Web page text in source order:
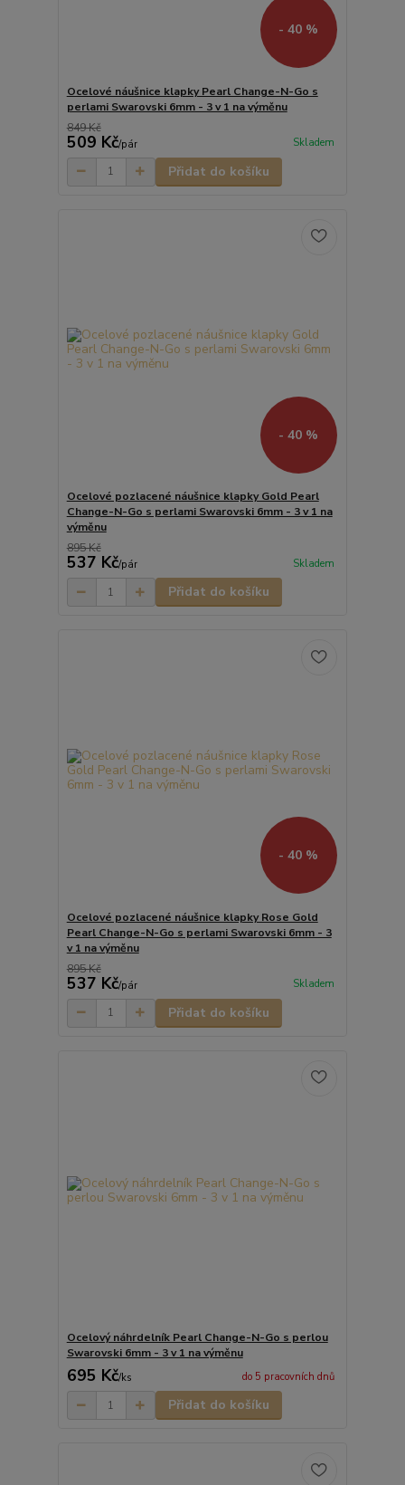
- 40 %
Ocelové náušnice klapky Pearl Change-N-Go s
perlami Swarovski 6mm - 3 v 1 na výměnu
849 Kč
509 Kč/pár Skladem
Přidat do košíku
- 40 %
Ocelové pozlacené náušnice klapky Gold Pearl
Change-N-Go s perlami Swarovski 6mm - 3 v 1 na
výměnu
895 Kč
537 Kč/pár Skladem
Přidat do košíku
- 40 %
Ocelové pozlacené náušnice klapky Rose Gold
Pearl Change-N-Go s perlami Swarovski 6mm - 3
v 1 na výměnu
895 Kč
537 Kč/pár Skladem
Přidat do košíku
Ocelový náhrdelník Pearl Change-N-Go s perlou
Swarovski 6mm - 3 v 1 na výměnu
695 Kč/ks do 5 pracovních dnů
Přidat do košíku